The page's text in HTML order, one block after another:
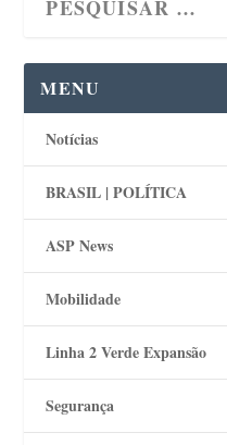
MENU
Notícias
BRASIL | POLÍTICA
ASP News
Mobilidade
Linha 2 Verde Expansão
Segurança